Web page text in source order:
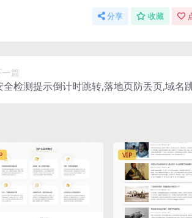
分享 收藏
一篇
全检测提示倒计时跳转,落地页防丢页,域名
VIP